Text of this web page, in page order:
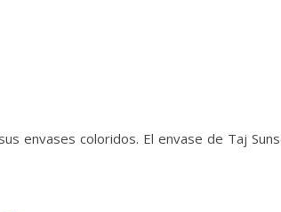
envases coloridos. El envase de Taj